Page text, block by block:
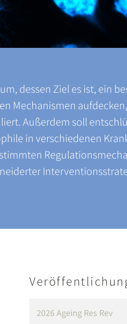
dessen Ziel es ist, ein
Mechanismen
Außerdem soll
in verschiedenen
2026 Ageing Res Rev